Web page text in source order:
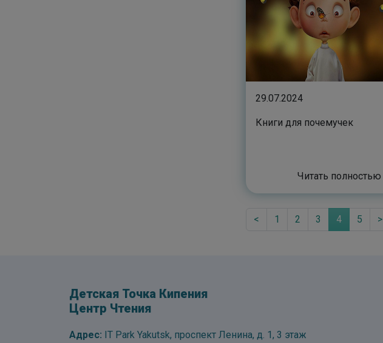
29.07.2024
Книги для почемучек
Читать полностью
< 1 2 3 4 5 >
Детская Точка Кипения
Центр Чтения
Адрес: IT Park Yakutsk, проспект Ленина, д. 1, 3 этаж